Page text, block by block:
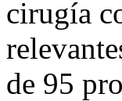
cirugía
de 95